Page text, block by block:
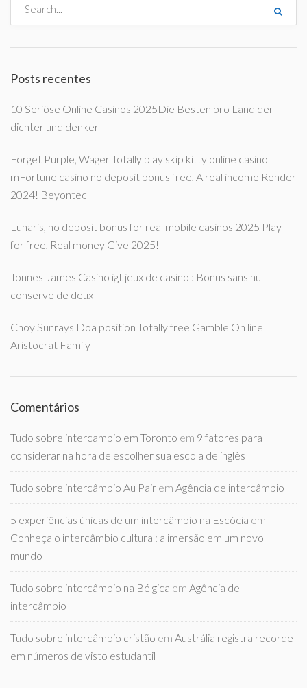
Posts recentes
10 Seriöse Online Casinos 2025Die Besten pro Land der
dichter und denker
Forget Purple, Wager Totally play skip kitty online casino
mFortune casino no deposit bonus free, A real income Render
2024! Beyontec
Lunaris, no deposit bonus for real mobile casinos 2025 Play
for free, Real money Give 2025!
Tonnes James Casino igt jeux de casino : Bonus sans nul
conserve de deux
Choy Sunrays Doa position Totally free Gamble On line
Aristocrat Family
Comentários
Tudo sobre intercambio em Toronto em 9 fatores para
considerar na hora de escolher sua escola de inglês
Tudo sobre intercâmbio Au Pair em Agência de intercâmbio
5 experiências únicas de um intercâmbio na Escócia em
Conheça o intercâmbio cultural: a imersão em um novo
mundo
Tudo sobre intercâmbio na Bélgica em Agência de
intercâmbio
Tudo sobre intercâmbio cristão em Austrália registra recorde
em números de visto estudantil